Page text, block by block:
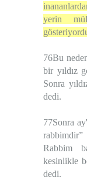
yerin
76Bu
bir yıldız
Sonra
dedi.
77Sonra
Rabbim
kesinlikle
dedi.